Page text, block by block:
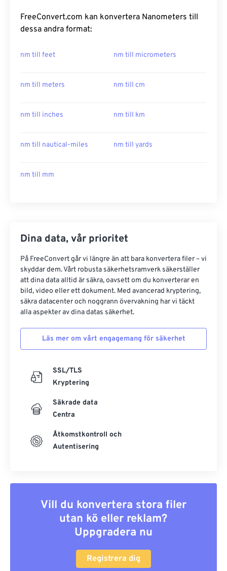
FreeConvert.com kan konvertera Nanometers till
dessa andra format:
nm till feet nm till micrometers
nm till meters nm till cm
nm till inches nm till km
nm till nautical-miles nm till yards
nm till mm
Dina data, vår prioritet
På FreeConvert går vi längre än att bara konvertera filer – vi
skyddar dem. Vårt robusta säkerhetsramverk säkerställer
att dina data alltid är säkra, oavsett om du konverterar en
bild, video eller ett dokument. Med avancerad kryptering,
säkra datacenter och noggrann övervakning har vi täckt
alla aspekter av dina datas säkerhet.
Läs mer om vårt engagemang för säkerhet
SSL/TLS
Kryptering
Säkrade data
Centra
Åtkomstkontroll och
Autentisering
Vill du konvertera stora filer
utan kö eller reklam?
Uppgradera nu
Registrera dig